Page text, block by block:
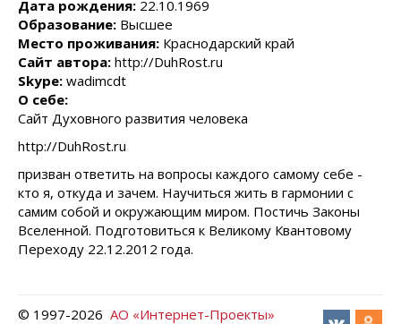
Дата рождения: 22.10.1969
Образование: Высшее
Место проживания: Краснодарский край
Сайт автора: http://DuhRost.ru
Skype: wadimcdt
О себе:
Сайт Духовного развития человека
http://DuhRost.ru
призван ответить на вопросы каждого самому себе -
кто я, откуда и зачем. Научиться жить в гармонии с
самим собой и окружающим миром. Постичь Законы
Вселенной. Подготовиться к Великому Квантовому
Переходу 22.12.2012 года.
© 1997-2026 АО «Интернет-Проекты»